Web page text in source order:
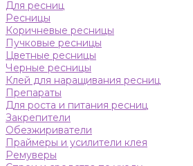
Для ресниц
Ресницы
Коричневые ресницы
Пучковые ресницы
Цветные ресницы
Черные ресницы
Клей для наращивания ресниц
Препараты
Для роста и питания ресниц
Закрепители
Обезжириватели
Праймеры и усилители клея
Ремуверы